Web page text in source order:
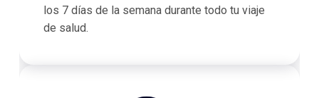
los 7 días de la semana durante todo tu viaje
de salud.